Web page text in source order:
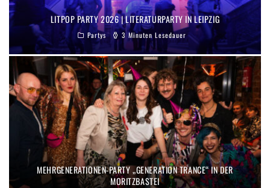
LITPOP PARTY 2026 | LITERATURPARTY IN LEIPZIG
Partys 3 Minuten Lesedauer
MEHRGENERATIONEN-PARTY „GENERATION TRANCE“ IN DER
MORITZBASTEI